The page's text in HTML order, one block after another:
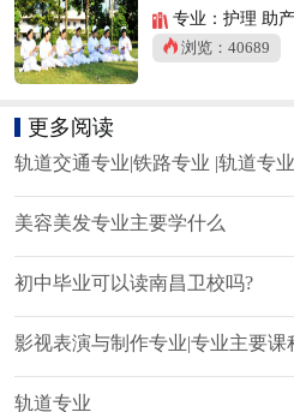
专业：护理 助产
浏览：40689
更多阅读
轨道交通专业|铁路专业 |轨道专业
美容美发专业主要学什么
初中毕业可以读南昌卫校吗?
影视表演与制作专业|专业主要课
轨道专业